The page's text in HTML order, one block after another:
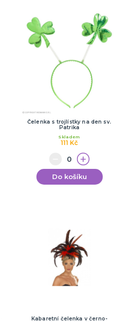
Čelenka s trojlístky na den sv.
Patrika
111 Kč
Skladem
Do košíku
Kabaretní čelenka v černo-